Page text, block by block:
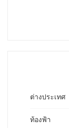
ต่างประเทศ
ท้องฟ้า